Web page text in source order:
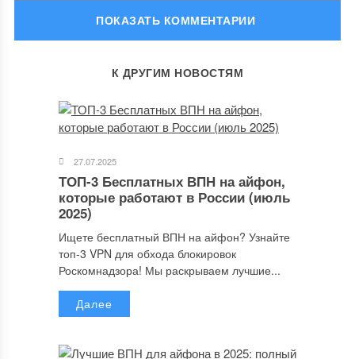
ОСТАВИТЬ КОММЕНТАРИЙ
Ваш адрес email не будет опубликован.
помечены*
К ДРУГИМ НОВОСТЯМ
27.07.2025
ТОП-3 Бесплатных ВПН на айфон,
которые работают в России (июль
2025)
Ищете бесплатный ВПН на айфон? Узнайте
топ-3 VPN для обхода блокировок
Роскомнадзора! Мы раскрываем лучшие...
Далее